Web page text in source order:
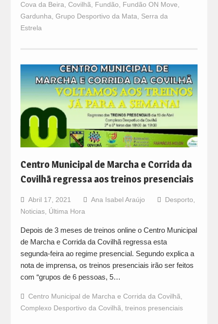
Cova da Beira, Covilhã, Fundão, Fundão ON Move,
Gardunha, Grupo Desportivo da Mata, Serra da
Estrela
Centro Municipal de Marcha e Corrida da
Covilhã regressa aos treinos presenciais
Abril 17, 2021 Ana Isabel Araújo Desporto,
Noticias, Última Hora
Depois de 3 meses de treinos online o Centro Municipal
de Marcha e Corrida da Covilhã regressa esta
segunda-feira ao regime presencial. Segundo explica a
nota de imprensa, os treinos presenciais irão ser feitos
com “grupos de 6 pessoas, 5…
Centro Municipal de Marcha e Corrida da Covilhã,
Complexo Desportivo da Covilhã, treinos presenciais